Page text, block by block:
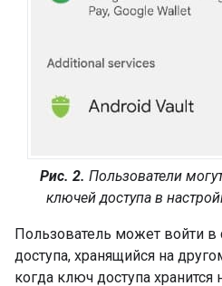
Рис. 2. Пользователи
ключей доступа в
Пользователь может войти в
доступа, хранящийся на
когда ключ доступа хранится